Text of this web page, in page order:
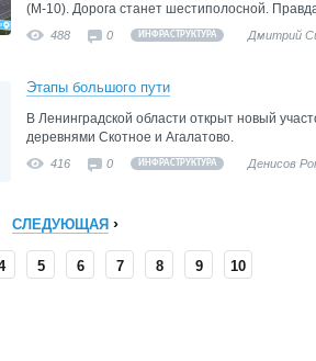
(М-10). Дорога станет шестиполосной.
488 0 ИНФРАСТРУКТУРА Дмитрий
Этапы большого пути
В Ленинградской области открыт новый
деревнями Скотное и Агалатово.
416 0 ИНФРАСТРУКТУРА Денисов
СЛЕДУЮЩАЯ
5 6 7 8 9 10